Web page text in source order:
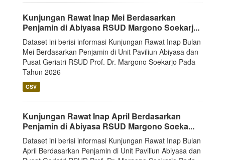
Kunjungan Rawat Inap Mei Berdasarkan
Penjamin di Abiyasa RSUD Margono Soekarj...
Dataset ini berisi informasi Kunjungan Rawat Inap Bulan
Mei Berdasarkan Penjamin di Unit Paviliun Abiyasa dan
Pusat Geriatri RSUD Prof. Dr. Margono Soekarjo Pada
Tahun 2026
CSV
Kunjungan Rawat Inap April Berdasarkan
Penjamin di Abiyasa RSUD Margono Soeka...
Dataset ini berisi informasi Kunjungan Rawat Inap Bulan
April Berdasarkan Penjamin di Unit Paviliun Abiyasa dan